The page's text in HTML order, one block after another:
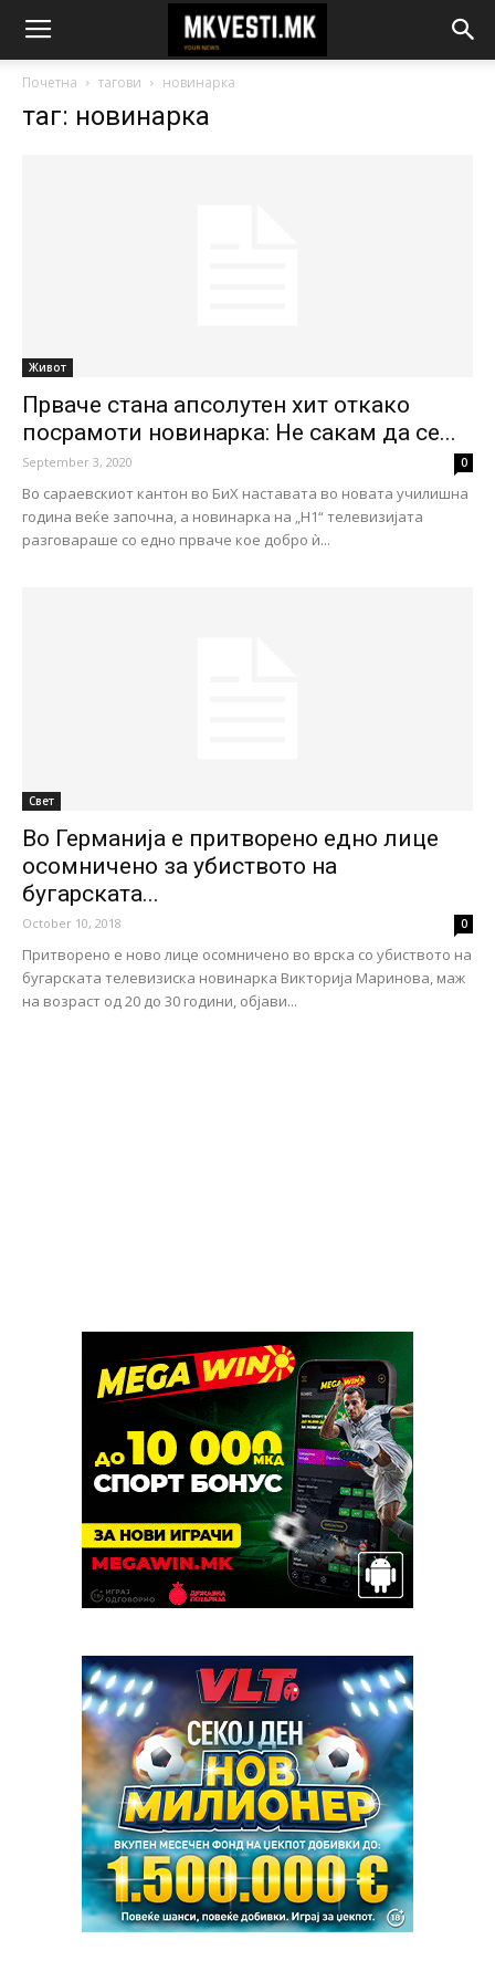
Почетна тагови новинарка
таг: новинарка
Живот
Прваче стана апсолутен хит откако
посрамоти новинарка: Не сакам да се...
September 3, 2020 0
Во сараевскиот кантон во БиХ наставата во новата училишна
година веќе започна, а новинарка на „Н1“ телевизијата
разговараше со едно прваче кое добро ѝ...
Свет
Во Германија е притворено едно лице
осомничено за убиството на
бугарската...
October 10, 2018 0
Притворено е ново лице осомничено во врска со убиството на
бугарската телевизиска новинарка Викторија Маринова, маж
на возраст од 20 до 30 години, објави...